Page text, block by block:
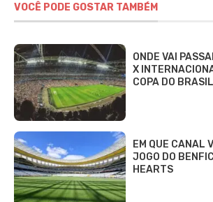
VOCÊ PODE GOSTAR TAMBÉM
ONDE VAI
X
COPA DO BRASIL
EM QUE CANAL
JOGO DO
HEARTS